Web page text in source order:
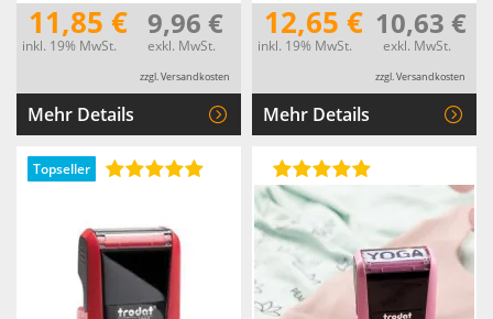
11,85 €
inkl. 19% MwSt.
9,96 €
exkl. MwSt.
zzgl. Versandkosten
Mehr Details
12,65 €
inkl. 19% MwSt.
10,63 €
exkl. MwSt.
zzgl. Versandkosten
Mehr Details
Topseller